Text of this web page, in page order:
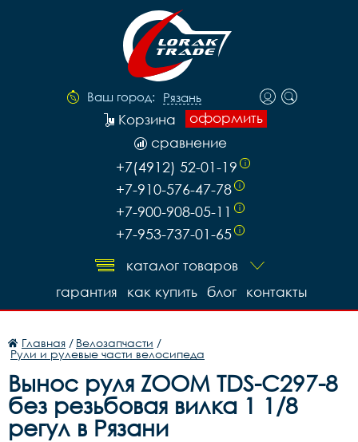
Ваш город: Рязань
оформить
Корзина
сравнение
+7(4912) 52-01-19 i
+7-910-576-47-78 i
+7-900-908-05-11 i
+7-953-737-01-65 i
каталог товаров
контакты
блог
как купить
гарантия
Главная / Велозапчасти /
Рули и рулевые части велосипеда
Вынос руля ZOOM TDS-C297-8
без резьбовая вилка 1 1/8
регул в Рязани